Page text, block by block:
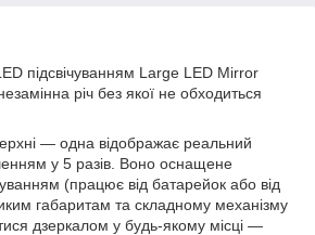
підсвічуванням Large LED Mirror
річ без якої не обходиться
— одна відображає реальний
у 5 разів. Воно оснащене
(працює від батарейок або від
габаритам та складному механізму
дзеркалом у будь-якому місці —